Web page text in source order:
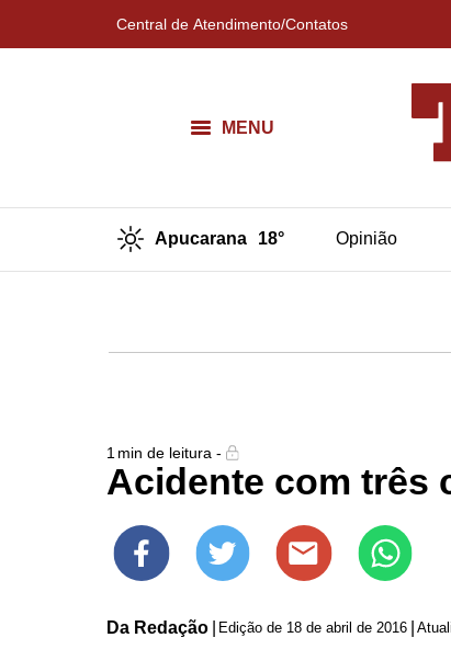
Central de Atendimento/Contatos
MENU
Apucarana 18° Opinião
1 min de leitura -
Acidente com três
Da Redação Edição de 18 de abril de 2016